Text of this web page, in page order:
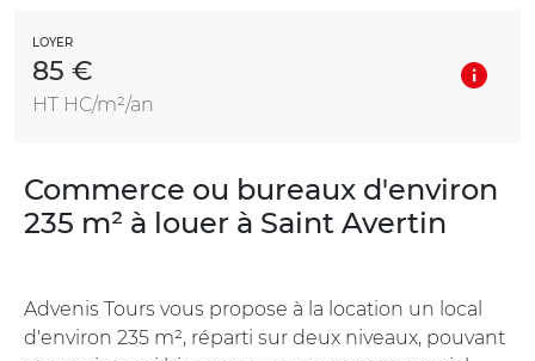
LOYER
85 €
HT HC/m²/an
Commerce ou bureaux d'environ
235 m² à louer à Saint Avertin
Advenis Tours vous propose à la location un local
d'environ 235 m², réparti sur deux niveaux, pouvant